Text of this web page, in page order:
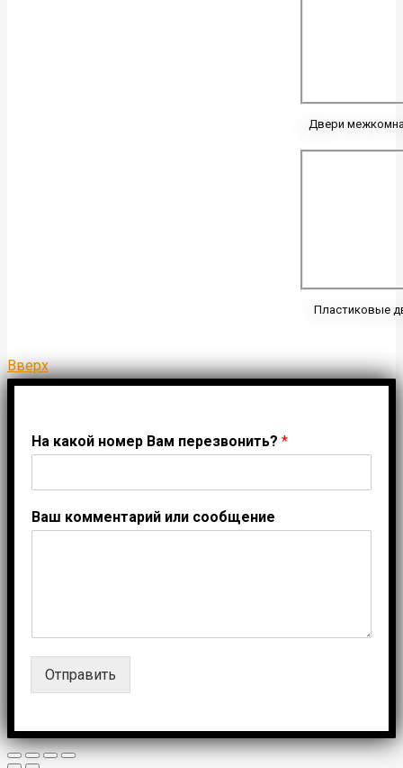
Двери
Пластиковые
Вверх
На какой номер Вам перезвонить? *
Ваш комментарий или сообщение
Отправить